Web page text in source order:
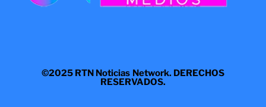
©2025 RTN Noticias Network. DERECHOS
RESERVADOS.